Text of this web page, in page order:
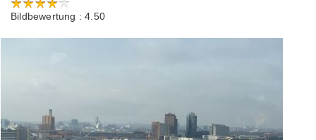
Bildbewertung : 4.50